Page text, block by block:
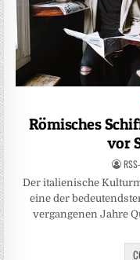
Römisches
vor
Der italienische
eine der
vergangenen Jahre